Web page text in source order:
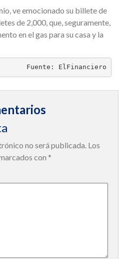
ve emocionado su billete de
de 2,000, que, seguramente,
en el gas para su casa y la
Fuente: ElFinanciero
no será publicada. Los
con *